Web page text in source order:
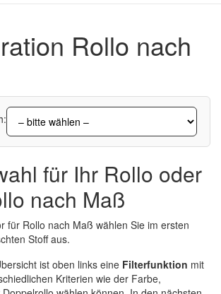
Rollo nach
für Ihr Rollo oder
nach Maß
für Rollo nach Maß wählen Sie im ersten
Stoff aus.
ist oben links eine Filterfunktion mit
Kriterien wie der Farbe,